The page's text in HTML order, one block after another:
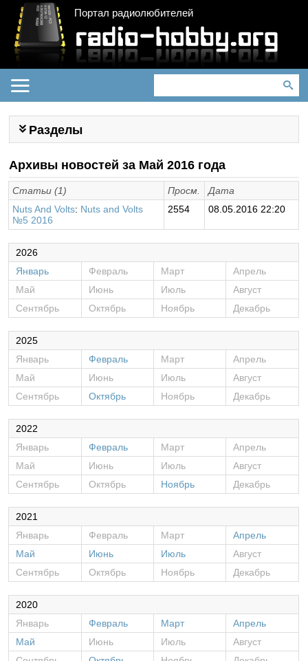
Портал радиолюбителей
Разделы
Архивы новостей за Май 2016 года
Статьи (1) Просм.
Дата
Nuts And Volts: Nuts and Volts
№5 2016
2554 08.05.2016 22:20
2026
Январь
Февраль Март
Апрель
Май
Июнь Июль
Август
Сентябрь
Октябрь Ноябрь Декабрь
2025
Январь
Февраль Март
Апрель
Май
Июнь Июль
Август
Сентябрь
Октябрь Ноябрь Декабрь
2022
Январь
Февраль Март
Апрель
Май
Июнь Июль
Август
Сентябрь
Октябрь Ноябрь Декабрь
2021
Январь
Февраль Март
Апрель
Май
Июнь Июль
Август
Сентябрь
Октябрь Ноябрь Декабрь
2020
Январь
Февраль Март
Апрель
Май
Июнь Июль
Август